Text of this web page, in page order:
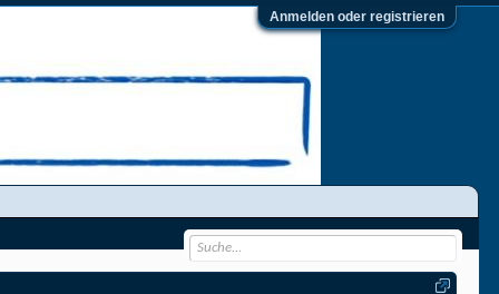
Anmelden oder registrieren